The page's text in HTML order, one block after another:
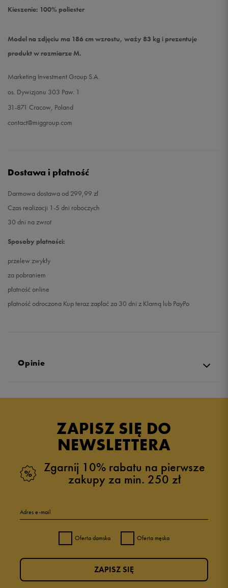
Kieszenie: 100% poliester
Model na zdjęciu ma 186 cm wzrostu, waży 83 kg i prezentuje
produkt w rozmiarze M.
Marketing Investment Group S.A.
os. Dywizjonu 303 Paw. 1
31-871 Cracow, Poland
contact@miggroup.com
Dostawa i płatność
Darmowa dostawa od 299,99 zł
Czas realizacji 1-5 dni roboczych
30 dni na zwrot
Sposoby płatności:
przelew zwykły
za pobraniem
płatność online
płatność odroczona Kup teraz zapłać za 30 dni z Klarną lub PayPo
Opinie
ZAPISZ SIĘ DO
NEWSLETTERA
Zgarnij 10% rabatu na pierwsze
zakupy za min. 250 zł
Adres e-mail
Oferta damska Oferta męska
ZAPISZ SIĘ